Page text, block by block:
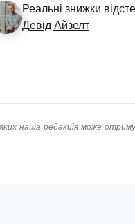
Реальні знижки
Девід Айзелт
наша редакція може